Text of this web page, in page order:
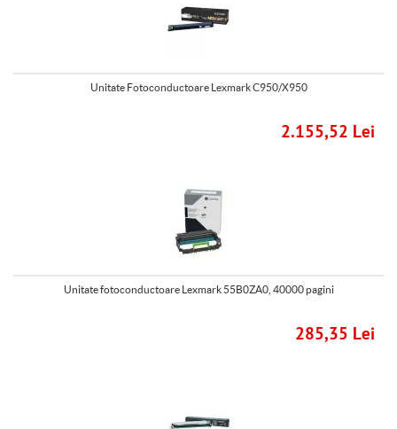
Unitate Fotoconductoare Lexmark C950/X950
2.155,52 Lei
Unitate fotoconductoare Lexmark 55B0ZA0, 40000 pagini
285,35 Lei